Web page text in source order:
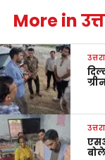
More in